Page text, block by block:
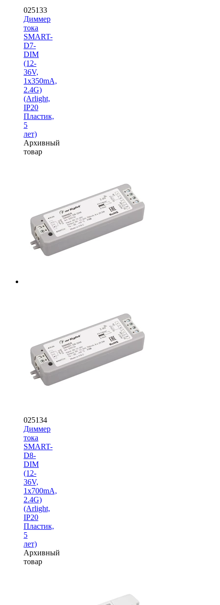
025133
Диммер
тока
SMART-
D7-
DIM
(12-
36V,
1x350mA,
2.4G)
(Arlight,
IP20
Пластик,
5
лет)
Архивный
товар
025134
Диммер
тока
SMART-
D8-
DIM
(12-
36V,
1x700mA,
2.4G)
(Arlight,
IP20
Пластик,
5
лет)
Архивный
товар